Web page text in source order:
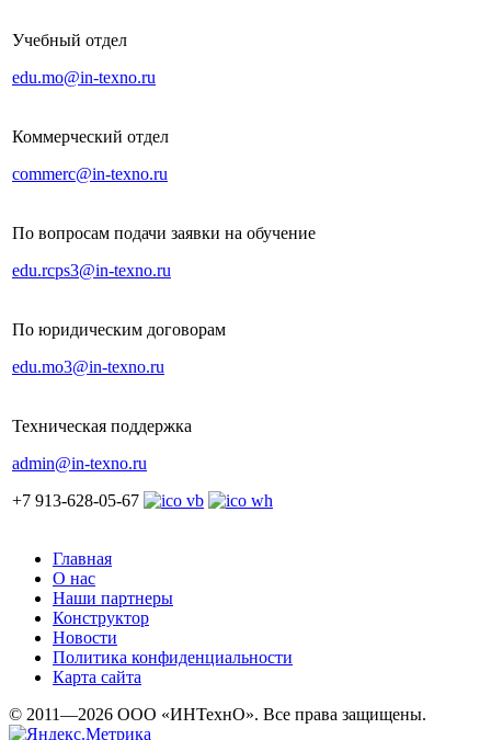
Учебный отдел
edu.mo@in-texno.ru
Коммерческий отдел
commerc@in-texno.ru
По вопросам подачи заявки на обучение
edu.rcps3@in-texno.ru
По юридическим договорам
edu.mo3@in-texno.ru
Техническая поддержка
admin@in-texno.ru
+7 913-628-05-67
Главная
О нас
Наши партнеры
Конструктор
Новости
Политика конфиденциальности
Карта сайта
© 2011—2026 ООО «ИНТехнО». Все права защищены.